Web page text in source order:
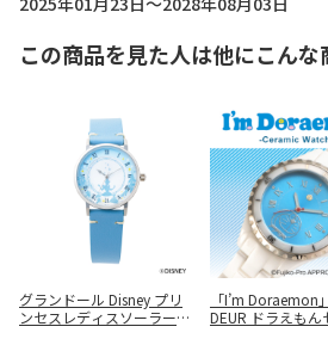
この商品を見た人は他にこん
グランドール Disney プリ
ンセスレディスソーラーウ
「I’m Doraemon
DEUR ドラえもん